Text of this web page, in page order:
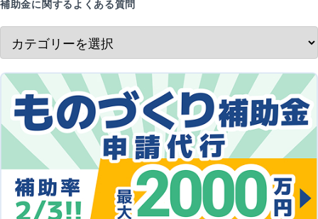
補助金に関するよくある質問